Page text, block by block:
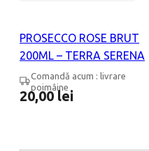
PROSECCO ROSE BRUT
200ML – TERRA SERENA
Comandă acum : livrare
poimâine
20,00lei